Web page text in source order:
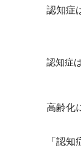
認知症
認知症
高齢化
「認